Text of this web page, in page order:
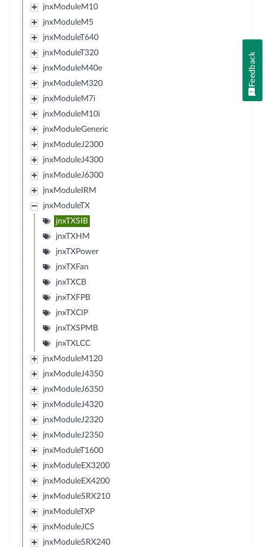
jnxModuleM10
jnxModuleM5
jnxModuleT640
jnxModuleT320
jnxModuleM40e
jnxModuleM320
jnxModuleM7i
jnxModuleM10i
jnxModuleGeneric
jnxModuleJ2300
jnxModuleJ4300
jnxModuleJ6300
jnxModuleIRM
jnxModuleTX
jnxTXSIB
jnxTXHM
jnxTXPower
jnxTXFan
jnxTXCB
jnxTXFPB
jnxTXCIP
jnxTXSPMB
jnxTXLCC
jnxModuleM120
jnxModuleJ4350
jnxModuleJ6350
jnxModuleJ4320
jnxModuleJ2320
jnxModuleJ2350
jnxModuleT1600
jnxModuleEX3200
jnxModuleEX4200
jnxModuleSRX210
jnxModuleTXP
jnxModuleJCS
jnxModuleSRX240
Feedback